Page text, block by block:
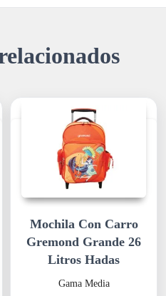
Mochila Con Carro
Gremond Grande 26
Litros Hadas
Gama Media